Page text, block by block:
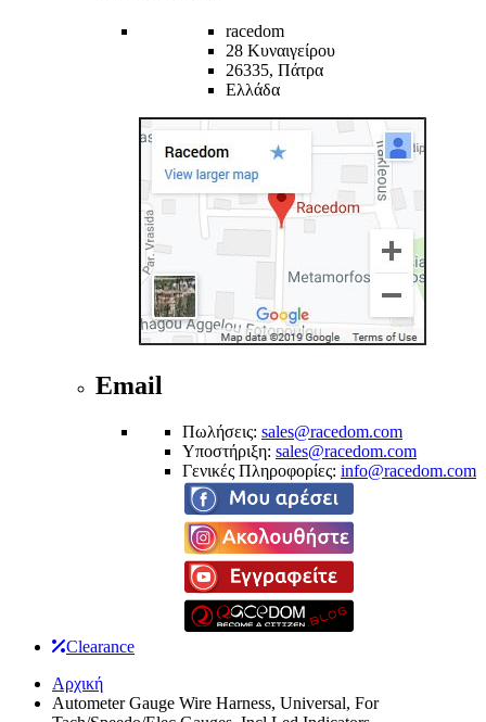
racedom
28 Κυναιγείρου
26335, Πάτρα
Ελλάδα
Email
Πωλήσεις: sales@racedom.com
Υποστήριξη: sales@racedom.com
Γενικές Πληροφορίες: info@racedom.com
Clearance
Αρχική
Autometer Gauge Wire Harness, Universal, For